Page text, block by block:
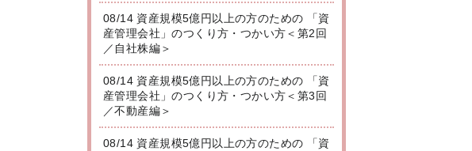
08/14 資産規模5億円以上の方のための 「資
産管理会社」のつくり方・つかい方＜第2回
／自社株編＞
08/14 資産規模5億円以上の方のための 「資
産管理会社」のつくり方・つかい方＜第3回
／不動産編＞
08/14 資産規模5億円以上の方のための 「資